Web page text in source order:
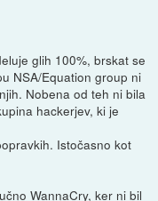
glih 100%, brskat se
NSA/Equation group ni
Nobena od teh ni bila
hackerjev, ki je
Istočasno kot
WannaCry, ker ni bil